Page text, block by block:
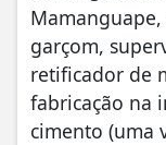
garçom,
retificador de
fabricação na
cimento (uma